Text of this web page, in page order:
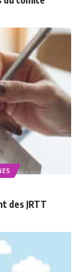
des JRTT